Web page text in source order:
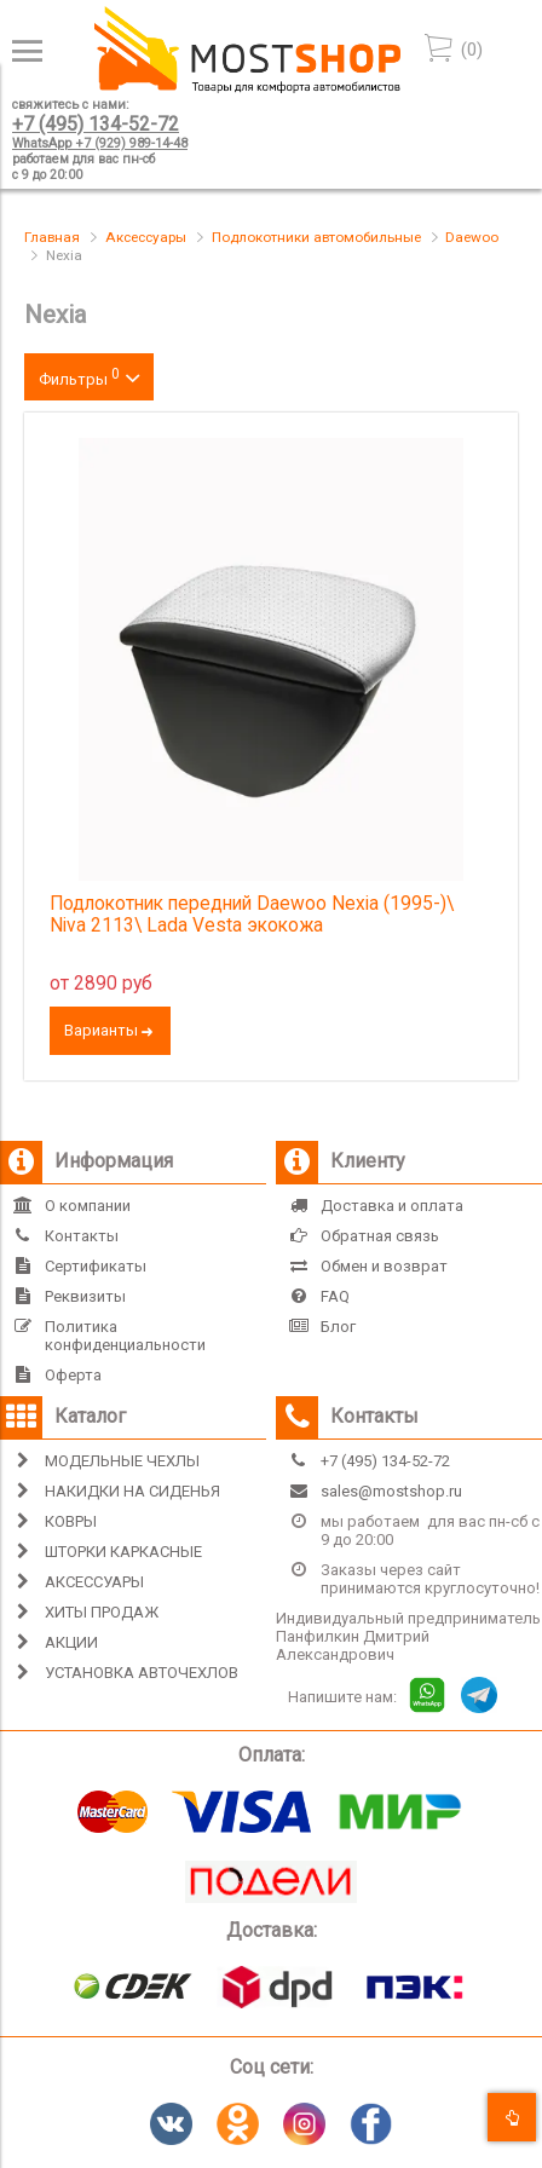
(0)
свяжитесь с нами:
+7 (495) 134-52-72
WhatsApp +7 (929) 989-14-48
работаем для вас пн-сб
с 9 до 20:00
Главная Аксессуары Подлокотники автомобильные
Daewoo
Nexia
Nexia
Фильтры 0
Страна происхождения
Подлокотник передний Daewoo Nexia (1995-)\
Niva 2113\ Lada Vesta экокожа
от 2890 руб
Варианты
Информация
О компании
Контакты
Сертификаты
Реквизиты
Политика
конфиденциальности
Оферта
Клиенту
Доставка и оплата
Обратная связь
Обмен и возврат
FAQ
Блог
Каталог
МОДЕЛЬНЫЕ ЧЕХЛЫ
НАКИДКИ НА СИДЕНЬЯ
КОВРЫ
ШТОРКИ КАРКАСНЫЕ
АКСЕССУАРЫ
ХИТЫ ПРОДАЖ
АКЦИИ
УСТАНОВКА АВТОЧЕХЛОВ
Контакты
+7 (495) 134-52-72
sales@mostshop.ru
мы работаем для вас пн-сб с
9 до 20:00
Заказы через сайт
принимаются круглосуточно!
Индивидуальный предприниматель
Панфилкин Дмитрий
Александрович
Напишите нам:
Оплата:
Доставка:
Соц сети: